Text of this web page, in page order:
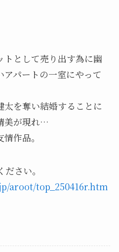
トとして売り出す為に幽
パートの一室にやって
を奪い結婚することに
美が現れ…
作品。
さい。
aroot/top_250416r.htm